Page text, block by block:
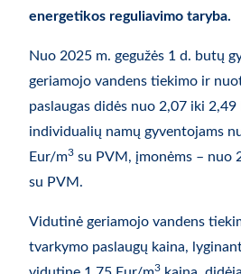
energetikos reguliavimo taryba.
Nuo 2025 m. gegužės 1 d. butų
geriamojo vandens tiekimo ir
paslaugas didės nuo 2,07 iki 2,49
individualių namų gyventojams
Eur/m3 su PVM, įmonėms – nuo
su PVM.
Vidutinė geriamojo vandens
tvarkymo paslaugų kaina,
3